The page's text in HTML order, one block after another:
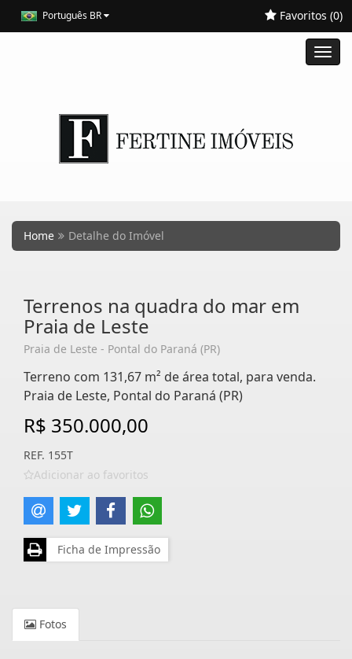
Português BR Favoritos (0)
Home Detalhe do Imóvel
Terrenos na quadra do mar em
Praia de Leste
Praia de Leste - Pontal do Paraná (PR)
Terreno com 131,67 m² de área total, para venda.
Praia de Leste, Pontal do Paraná (PR)
R$ 350.000,00
REF. 155T
Adicionar ao favoritos
Ficha de Impressão
Fotos